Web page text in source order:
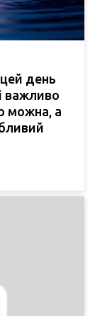
день
важливо
можна, а